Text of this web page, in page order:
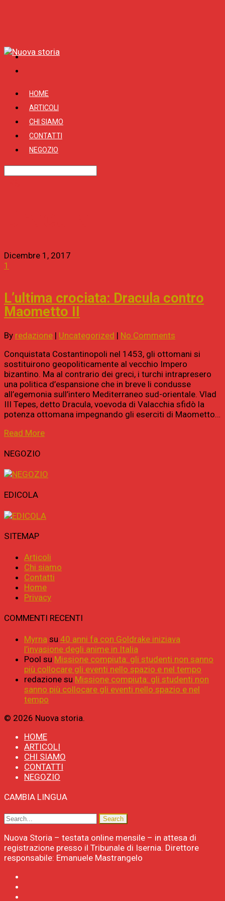
HOME
ARTICOLI
CHI SIAMO
CONTATTI
NEGOZIO
Dicembre 1, 2017
1
L’ultima crociata: Dracula contro
Maometto II
By redazione | Uncategorized | No Comments
Conquistata Costantinopoli nel 1453, gli ottomani si
sostituirono geopoliticamente al vecchio Impero
bizantino. Ma al contrario dei greci, i turchi intrapresero
una politica d’espansione che in breve li condusse
all’egemonia sull’intero Mediterraneo sud-orientale. Vlad
III Tepes, detto Dracula, voevoda di Valacchia sfidò la
potenza ottomana impegnando gli eserciti di Maometto…
Read More
NEGOZIO
EDICOLA
SITEMAP
Articoli
Chi siamo
Contatti
Home
Privacy
COMMENTI RECENTI
Myrna su 40 anni fa con Goldrake iniziava
l’invasione degli anime in Italia
Pool su Missione compiuta: gli studenti non sanno
più collocare gli eventi nello spazio e nel tempo
redazione su Missione compiuta: gli studenti non
sanno più collocare gli eventi nello spazio e nel
tempo
© 2026 Nuova storia.
HOME
ARTICOLI
CHI SIAMO
CONTATTI
NEGOZIO
CAMBIA LINGUA
Nuova Storia – testata online mensile – in attesa di
registrazione presso il Tribunale di Isernia. Direttore
responsabile: Emanuele Mastrangelo